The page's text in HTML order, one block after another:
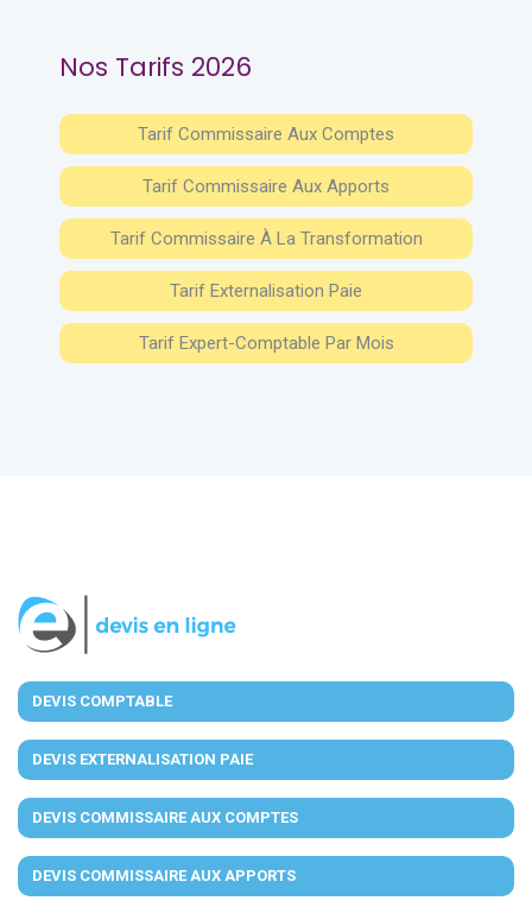
Nos Tarifs 2026
Tarif Commissaire Aux Comptes
Tarif Commissaire Aux Apports
Tarif Commissaire À La Transformation
Tarif Externalisation Paie
Tarif Expert-Comptable Par Mois
DEVIS COMPTABLE
DEVIS EXTERNALISATION PAIE
DEVIS COMMISSAIRE AUX COMPTES
DEVIS COMMISSAIRE AUX APPORTS